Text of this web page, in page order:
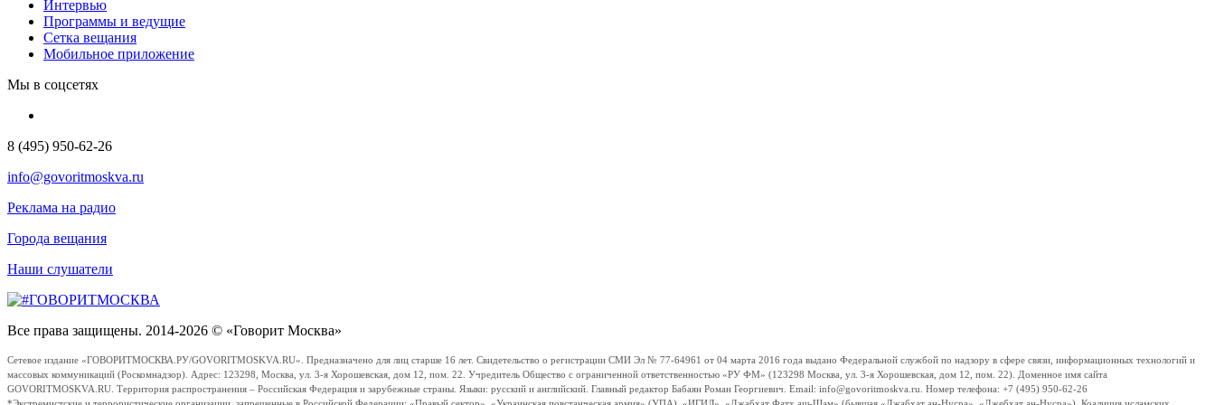
Интервью
Программы и ведущие
Сетка вещания
Мобильное приложение
Мы в соцсетях
8 (495) 950-62-26
info@govoritmoskva.ru
Реклама на радио
Города вещания
Наши слушатели
Все права защищены. 2014-2026 © «Говорит Москва»
Сетевое издание «ГОВОРИТМОСКВА.РУ/GOVORITMOSKVA.RU». Предназначено для лиц старше 16 лет. Свидетельство о регистрации СМИ Эл № 77-64961 от 04 марта 2016 года выдано Федеральной службой по надзору в сфере связи, информационных технологий и
массовых коммуникаций (Роскомнадзор). Адрес: 123298, Москва, ул. 3-я Хорошевская, дом 12, пом. 22. Учредитель Общество с ограниченной ответственностью «РУ ФМ» (123298 Москва, ул. 3-я Хорошевская, дом 12, пом. 22). Доменное имя сайта
GOVORITMOSKVA.RU. Территория распространения – Российская Федерация и зарубежные страны. Языки: русский и английский. Главный редактор Бабаян Роман Георгиевич. Email: info@govoritmoskva.ru. Номер телефона: +7 (495) 950-62-26